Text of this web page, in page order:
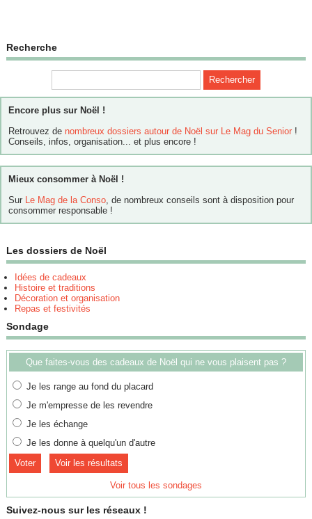
Recherche
Encore plus sur Noël !
Retrouvez de nombreux dossiers autour de Noël sur Le Mag du Senior !
Conseils, infos, organisation... et plus encore !
Mieux consommer à Noël !
Sur
Le Mag de la Conso , de nombreux conseils sont à disposition pour
consommer responsable !
Les dossiers de Noël
Idées de cadeaux
Histoire et traditions
Décoration et organisation
Repas et festivités
Sondage
Que faites-vous des cadeaux de Noël qui ne vous plaisent pas ?
Je les range au fond du placard
Je m'empresse de les revendre
Je les échange
Je les donne à quelqu'un d'autre
Voir les résultats
Voir tous les sondages
Suivez-nous sur les réseaux !